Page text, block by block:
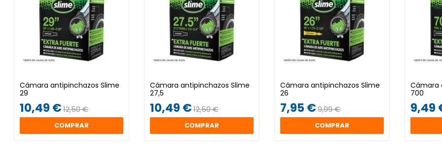
Cámara antipinchazos Slime
29
10,49 €12,50 €
COMPRAR
Cámara antipinchazos Slime
27,5
10,49 €12,50 €
COMPRAR
Cámara antipinchazos Slime
26
7,95 €9,99 €
COMPRAR
Cámara
700
9,49